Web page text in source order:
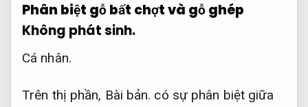
Phân biệt gỗ bất chợt và gỗ ghép
Không phát sinh.
Cá nhân.
Trên thị phần, Bài bản. có sự phân biệt giữa